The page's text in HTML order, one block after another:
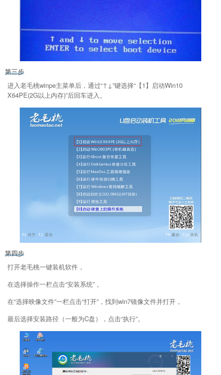
第三步
进入老毛桃winpe主菜单后，通过“↑↓”键选择“【1】启动Win10
X64PE(2G以上内存)”后回车进入。
第四步
打开老毛桃一键装机软件，
在选择操作一栏点击“安装系统”，
在“选择映像文件”一栏点击“打开”，找到win7镜像文件并打开，
最后选择安装路径（一般为C盘），点击“执行”。